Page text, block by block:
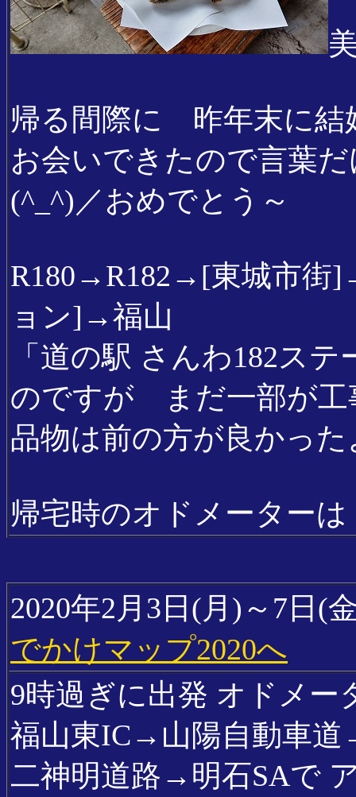
帰る間際に 昨年末に結
お会いできたので言葉
(^_^)／おめでとう～
R180→R182→[東城市街
ョン]→福山
「道の駅 さんわ182ス
のですが まだ一部が工
品物は前の方が良かっ
帰宅時のオドメーターは
2020年2月3日(月)～7
でかけマップ2020へ
9時過ぎに出発 オドメー
福山東IC→山陽自動車
二神明道路→明石SAで